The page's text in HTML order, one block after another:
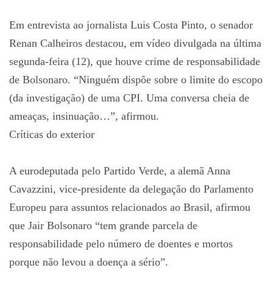
Em entrevista ao jornalista Luis Costa Pinto, o senador
Renan Calheiros destacou, em vídeo divulgada na última
segunda-feira (12), que houve crime de responsabilidade
de Bolsonaro. “Ninguém dispõe sobre o limite do escopo
(da investigação) de uma CPI. Uma conversa cheia de
ameaças, insinuação…”, afirmou.
Críticas do exterior
A eurodeputada pelo Partido Verde, a alemã Anna
Cavazzini, vice-presidente da delegação do Parlamento
Europeu para assuntos relacionados ao Brasil, afirmou
que Jair Bolsonaro “tem grande parcela de
responsabilidade pelo número de doentes e mortos
porque não levou a doença a sério”.